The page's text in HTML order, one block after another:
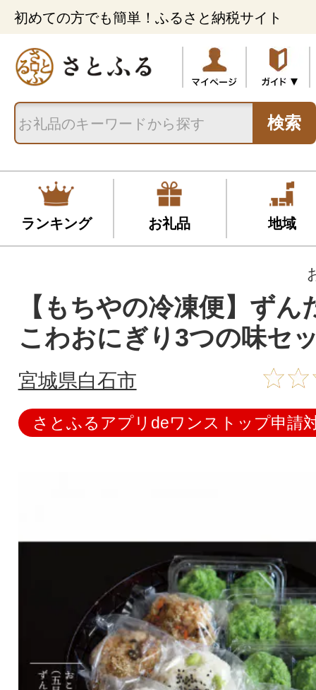
初めての方でも簡単！ふるさと納税サイト
検索
ランキング お礼品 地域
【もちやの冷凍便】ずん
こわおにぎり3つの味セ
宮城県白石市
さとふるアプリdeワンストップ申請